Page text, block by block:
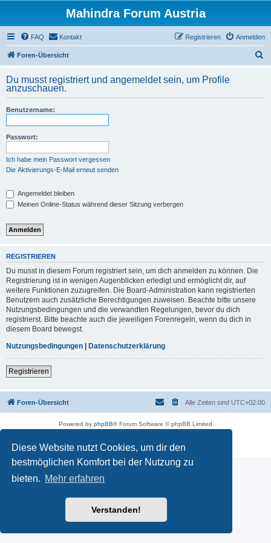
Diese Website nutzt Cookies, um dir den
bestmöglichen Komfort bei der Nutzung zu
bieten. Mehr erfahren
Verstanden!
Mahindra Forum Austria
FAQ Kontakt Anmelden
Registrieren
Foren-Übersicht
h
Du musst registriert und angemeldet sein, um Profile
anzuschauen.
Benutzername:
Passwort:
Ich habe mein Passwort vergessen
Die Aktivierungs-E-Mail erneut senden
Angemeldet bleiben
Meinen Online-Status während dieser Sitzung verbergen
REGISTRIEREN
Du musst in diesem Forum registriert sein, um dich anmelden zu können. Die
Registrierung ist in wenigen Augenblicken erledigt und ermöglicht dir, auf
weitere Funktionen zuzugreifen. Die Board-Administration kann registrierten
Benutzern auch zusätzliche Berechtigungen zuweisen. Beachte bitte unsere
Nutzungsbedingungen und die verwandten Regelungen, bevor du dich
registrierst. Bitte beachte auch die jeweiligen Forenregeln, wenn du dich in
diesem Board bewegst.
Nutzungsbedingungen | Datenschutzerklärung
Registrieren
Foren-Übersicht Alle Zeiten sind UTC+02:00
Powered by phpBB® Forum Software © phpBB Limited
Datenschutz|Nutzungsbedingungen